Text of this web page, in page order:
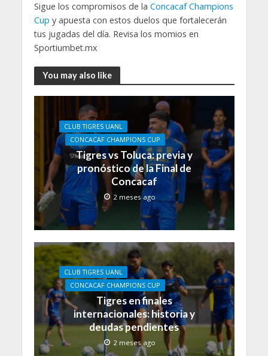
Sigue los compromisos de la Concacaf Champions
Cup y apuesta con estos duelos que fortalecerán
tus jugadas del día. Revisa los momios en
Sportiumbet.mx
You may also like
CLUB TIGRES UANL
CONCACAF CHAMPIONS CUP
Tigres vs Toluca: previa y
pronóstico de la Final de
Concacaf
2 meses ago
CLUB TIGRES UANL
CONCACAF CHAMPIONS CUP
Tigres en finales
internacionales: historia y
deudas pendientes
2 meses ago